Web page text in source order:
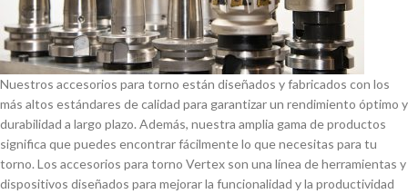
Nuestros accesorios para torno están diseñados y fabricados con los
más altos estándares de calidad para garantizar un rendimiento óptimo y
durabilidad a largo plazo. Además, nuestra amplia gama de productos
significa que puedes encontrar fácilmente lo que necesitas para tu
torno. Los accesorios para torno Vertex son una lí­nea de herramientas y
dispositivos diseñados para mejorar la funcionalidad y la productividad